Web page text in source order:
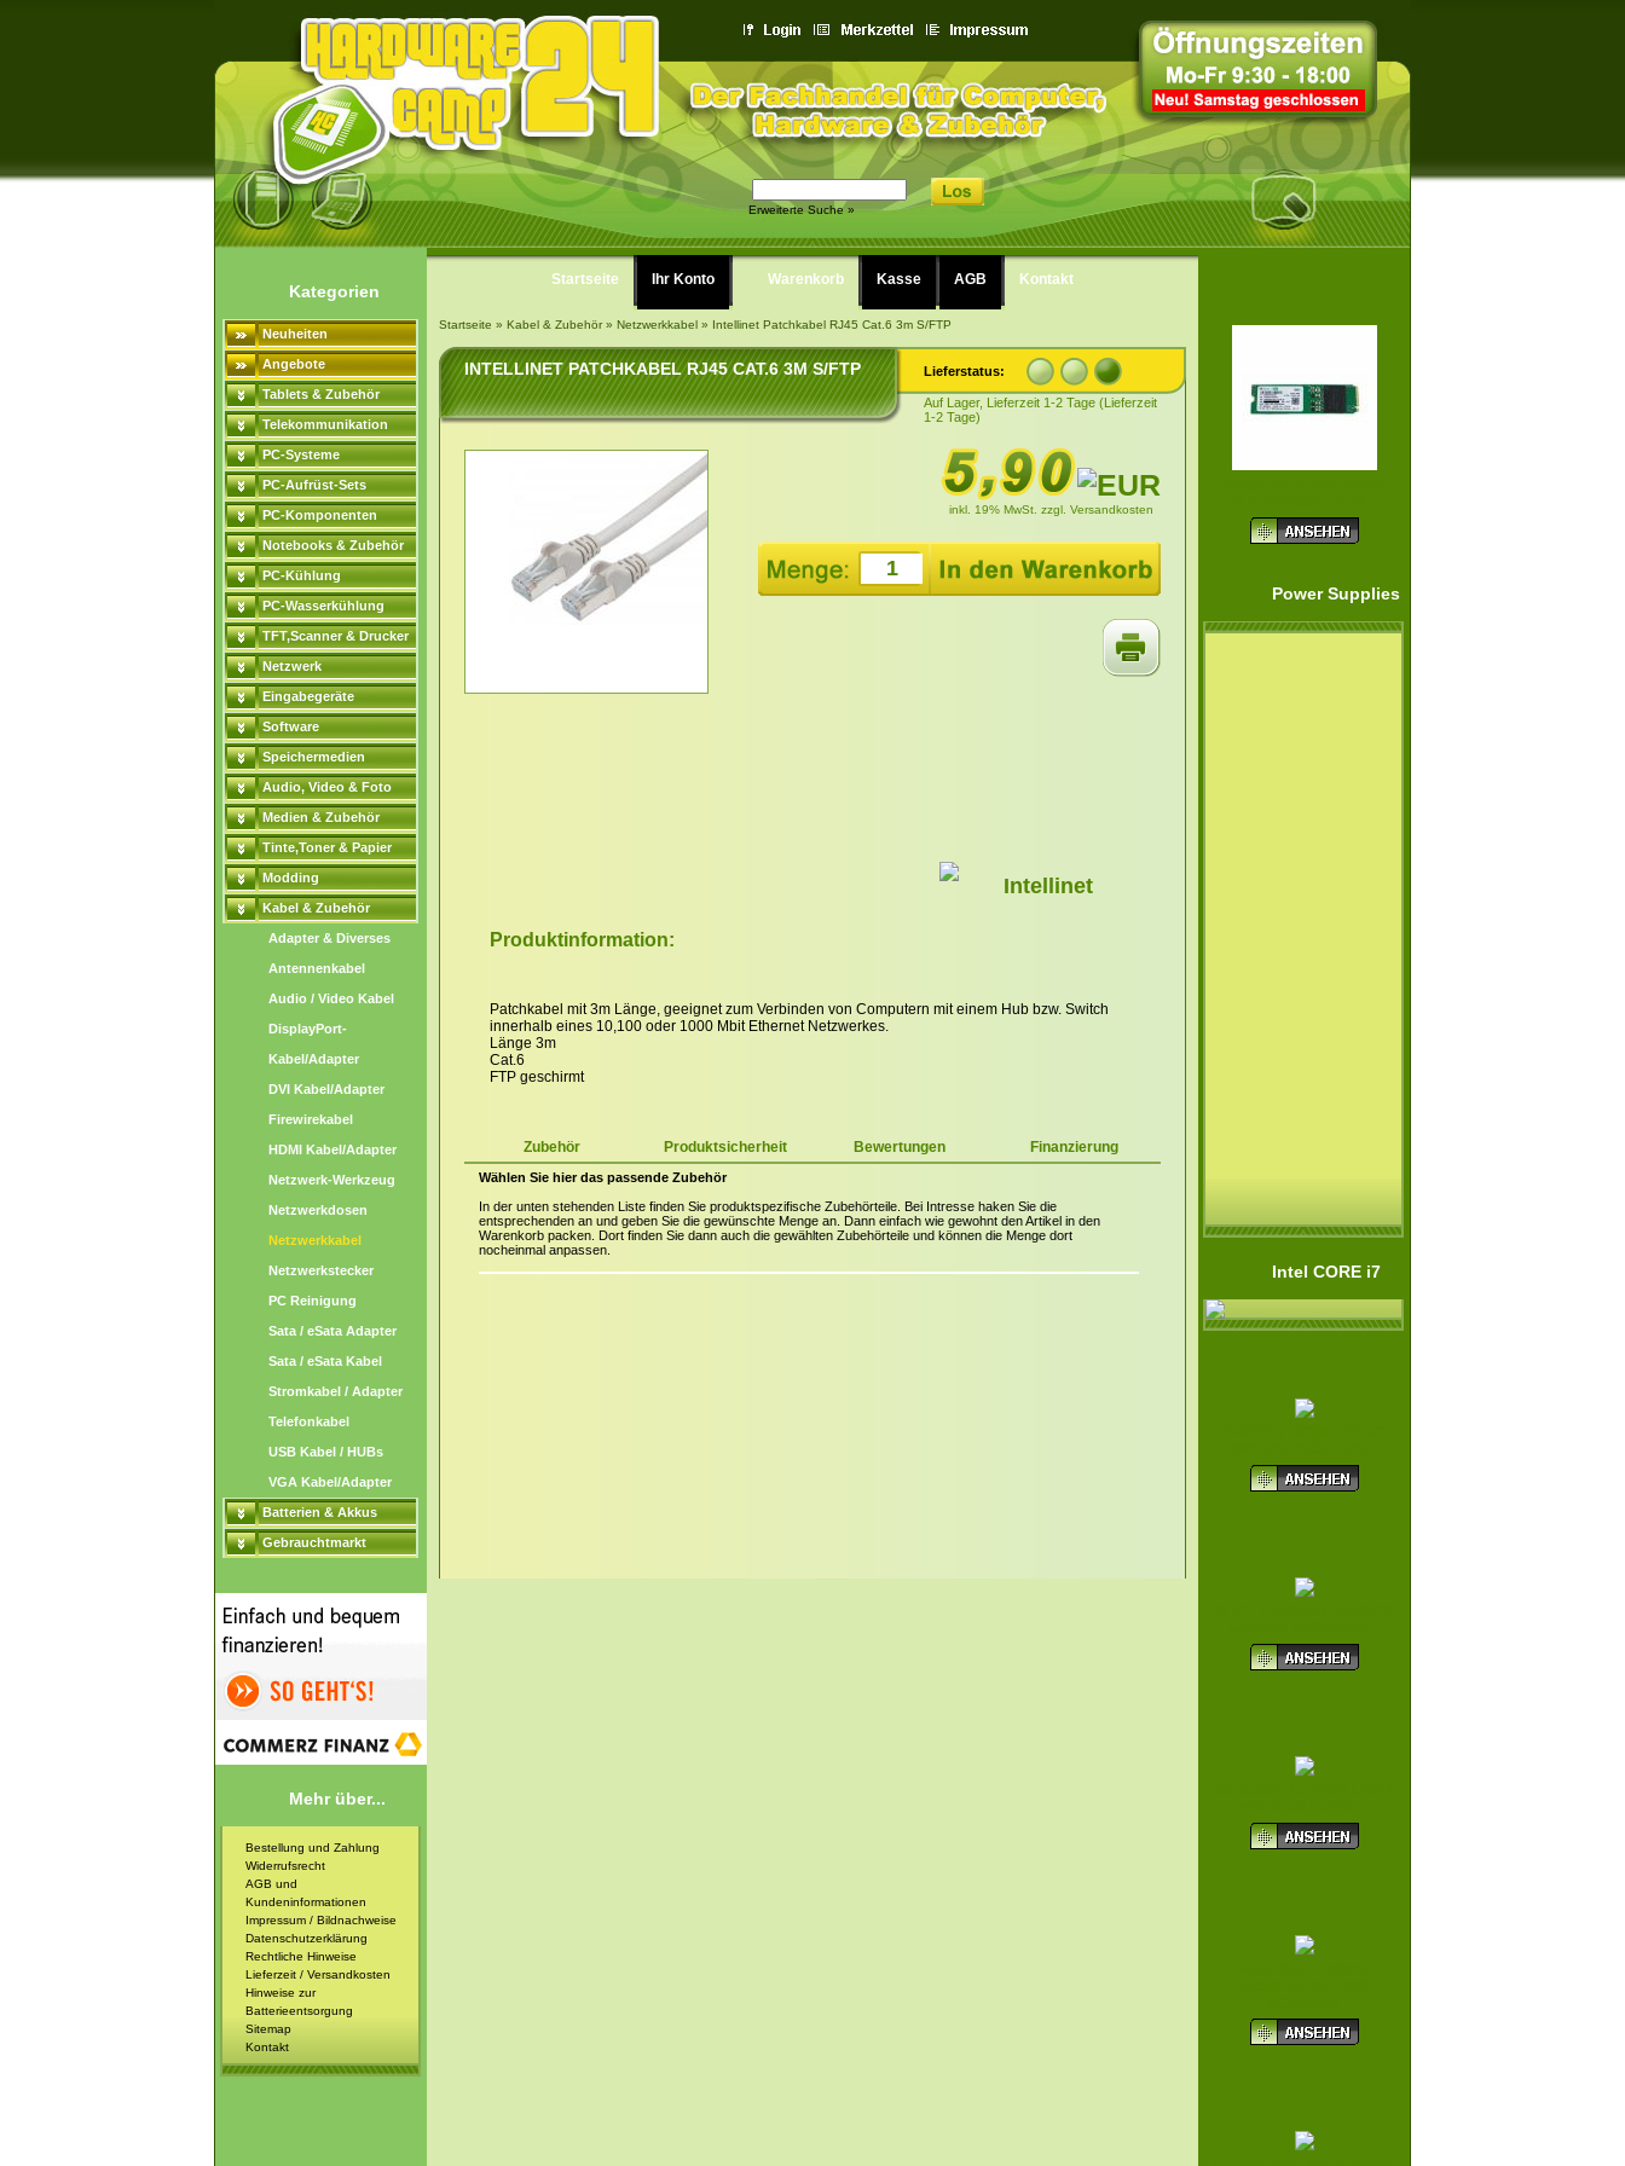
Erweiterte Suche »
Kategorien
Neuheiten
Angebote
Tablets & Zubehör
Telekommunikation
PC-Systeme
PC-Aufrüst-Sets
PC-Komponenten
Notebooks & Zubehör
PC-Kühlung
PC-Wasserkühlung
TFT,Scanner & Drucker
Netzwerk
Eingabegeräte
Software
Speichermedien
Audio, Video & Foto
Medien & Zubehör
Tinte,Toner & Papier
Modding
Kabel & Zubehör
Adapter & Diverses
Antennenkabel
Audio / Video Kabel
DisplayPort-
Kabel/Adapter
DVI Kabel/Adapter
Firewirekabel
HDMI Kabel/Adapter
Netzwerk-Werkzeug
Netzwerkdosen
Netzwerkkabel
Netzwerkstecker
PC Reinigung
Sata / eSata Adapter
Sata / eSata Kabel
Stromkabel / Adapter
Telefonkabel
USB Kabel / HUBs
VGA Kabel/Adapter
Batterien & Akkus
Gebrauchtmarkt
Mehr über...
Bestellung und Zahlung
Widerrufsrecht
AGB und
Kundeninformationen
Impressum / Bildnachweise
Datenschutzerklärung
Rechtliche Hinweise
Lieferzeit / Versandkosten
Hinweise zur
Batterieentsorgung
Sitemap
Kontakt
Startseite Ihr Konto Warenkorb Kasse AGB Kontakt
Startseite » Kabel & Zubehör» Netzwerkkabel » Intellinet Patchkabel RJ45 Cat.6 3m S/FTP
INTELLINET PATCHKABEL RJ45 CAT.6 3M S/FTP Lieferstatus:
Auf Lager, Lieferzeit 1-2 Tage (Lieferzeit
1-2 Tage)
inkl. 19% MwSt. zzgl. Versandkosten
Intellinet
Produktinformation:
Patchkabel mit 3m Länge, geeignet zum Verbinden von Computern mit einem Hub bzw. Switch
innerhalb eines 10,100 oder 1000 Mbit Ethernet Netzwerkes.
Länge 3m
Cat.6
FTP geschirmt
Zubehör Produktsicherheit Bewertungen Finanzierung
Wählen Sie hier das passende Zubehör
In der unten stehenden Liste finden Sie produktspezifische Zubehörteile. Bei Intresse haken Sie die
entsprechenden an und geben Sie die gewünschte Menge an. Dann einfach wie gewohnt den Artikel in den
Warenkorb packen. Dort finden Sie dann auch die gewählten Zubehörteile und können die Menge dort
nocheinmal anpassen.
Power Supplies
Intel CORE i7